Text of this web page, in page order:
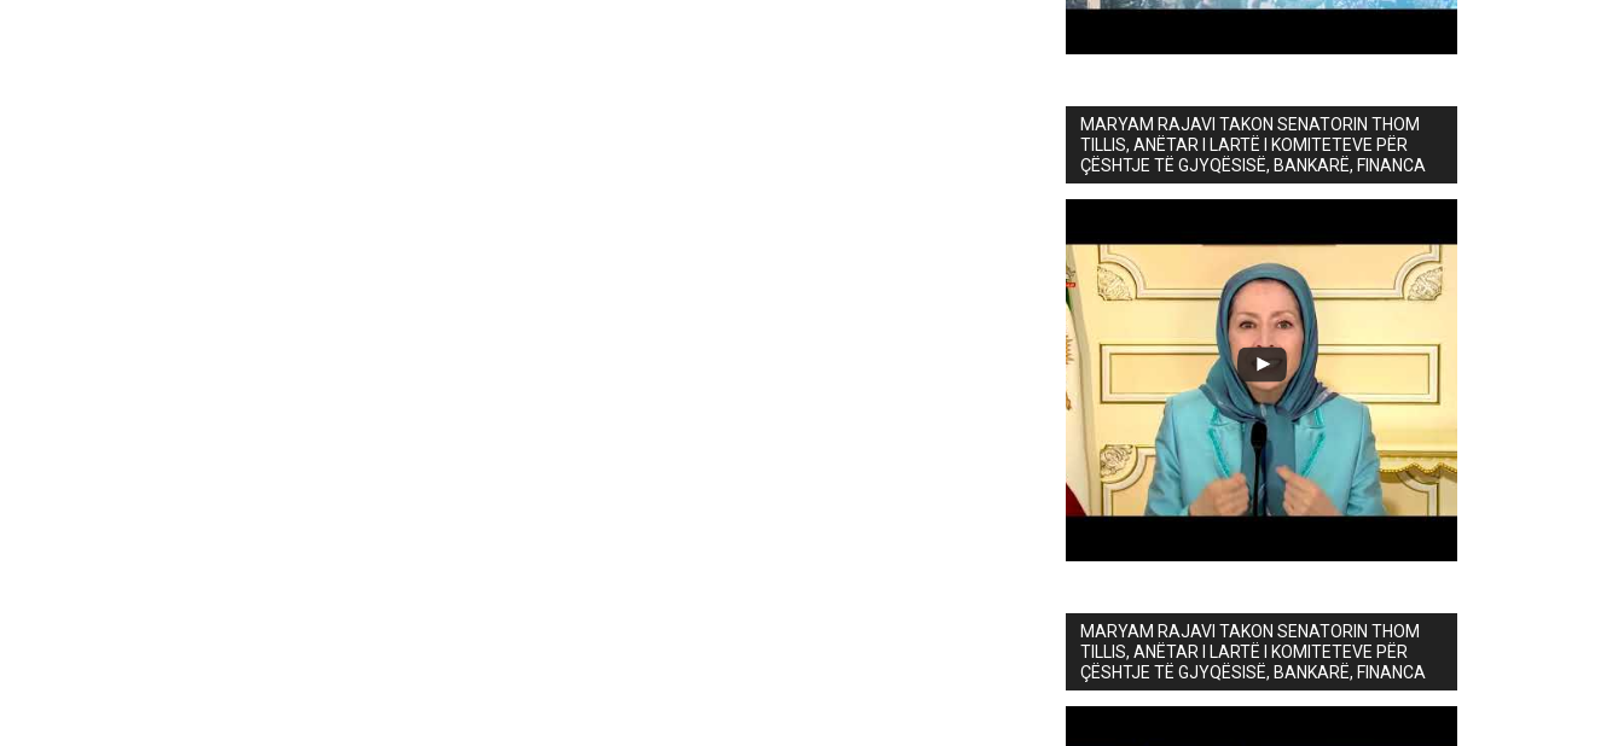
MARYAM RAJAVI TAKON SENATORIN THOM
TILLIS, ANËTAR I LARTË I KOMITETEVE PËR
ÇËSHTJE TË GJYQËSISË, BANKARË, FINANCA
MARYAM RAJAVI TAKON SENATORIN THOM
TILLIS, ANËTAR I LARTË I KOMITETEVE PËR
ÇËSHTJE TË GJYQËSISË, BANKARË, FINANCA